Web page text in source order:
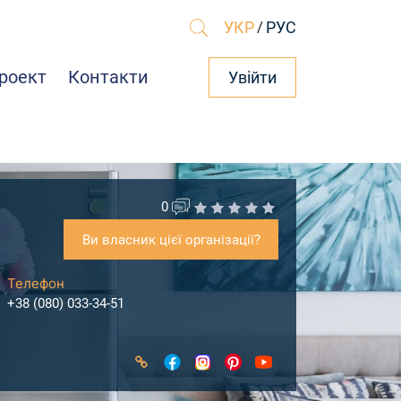
УКР/ РУС
Контакти Увійти
0
Ви власник цієї організації?
Телефон
+38 (080) 033-34-51